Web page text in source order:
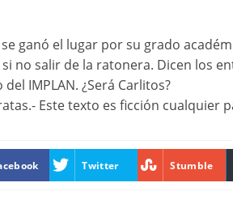
se ganó el lugar por su grado
no salir de la ratonera. Dicen los
del IMPLAN. ¿Será Carlitos?
Este texto es ficción cualquier
Twitter Stumble